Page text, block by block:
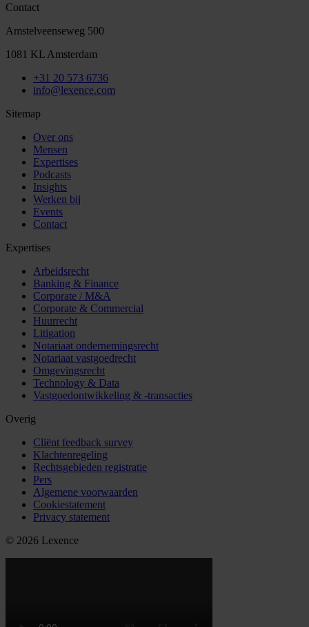
Contact
Amstelveenseweg 500
1081 KL Amsterdam
+31 20 573 6736
info@lexence.com
Sitemap
Over ons
Mensen
Expertises
Podcasts
Insights
Werken bij
Events
Contact
Expertises
Arbeidsrecht
Banking & Finance
Corporate / M&A
Corporate & Commercial
Huurrecht
Litigation
Notariaat ondernemingsrecht
Notariaat vastgoedrecht
Omgevingsrecht
Technology & Data
Vastgoedontwikkeling & -transacties
Overig
Cliënt feedback survey
Klachtenregeling
Rechtsgebieden registratie
Pers
Algemene voorwaarden
Cookiestatement
Privacy statement
© 2026 Lexence